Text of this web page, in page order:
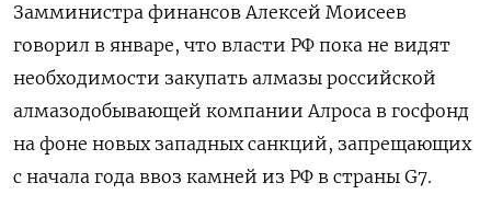
Замминистра финансов Алексей Моисеев
говорил в январе, что власти РФ пока не видят
необходимости закупать алмазы российской
алмазодобывающей компании Алроса в госфонд
на фоне новых западных санкций, запрещающих
с начала года ввоз камней из РФ в страны G7.